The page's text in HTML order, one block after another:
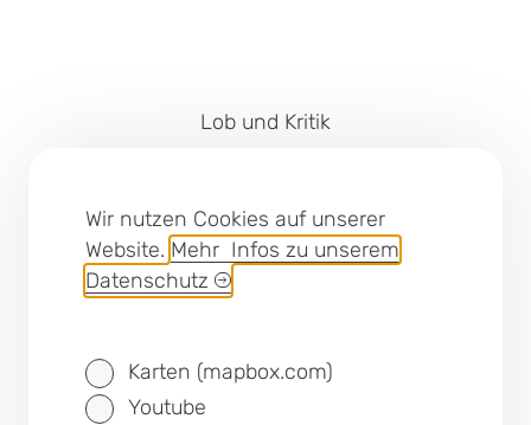
Wir nutzen Cookies auf unserer
Website. Mehr Infos zu unserem
Datenschutz
Karten (mapbox.com)
Youtube
Lob und Kritik
Barrierefreiheit
Cookies
SEB Leipzig bei Facebook